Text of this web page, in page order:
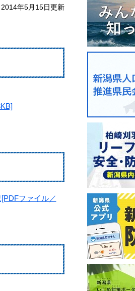
年5月15日更新
ファイル／